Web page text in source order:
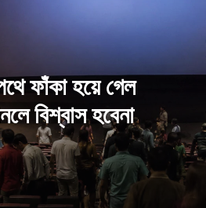
ফাঁকা হয়ে গেল
বিশ্বাস হবেনা
পাহাড়ের গায়ে সাদা
কি উপকার হয়েছিল